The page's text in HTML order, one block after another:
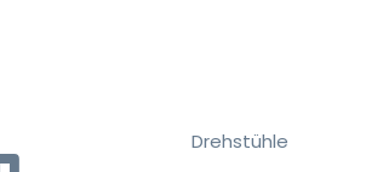
Drehstühle